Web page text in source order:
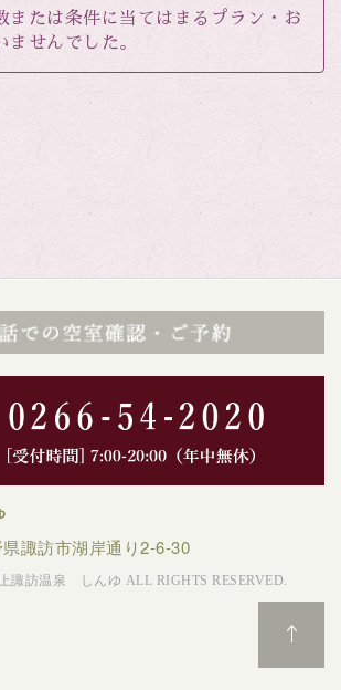
または条件に当てはまるプラン・お
ませんでした。
諏訪市湖岸通り2-6-30
諏訪温泉 しんゆ ALL RIGHTS RESERVED.